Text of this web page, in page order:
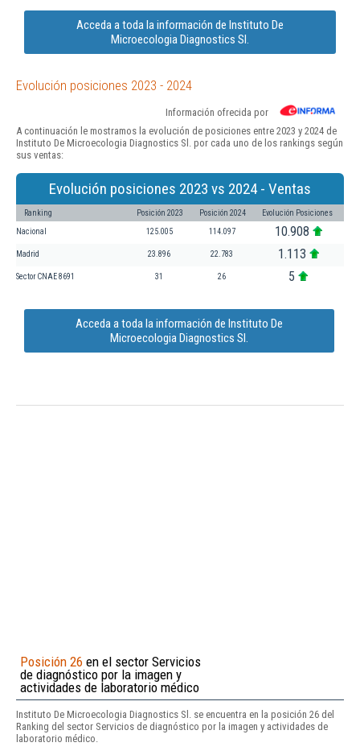
Acceda a toda la información de Instituto De
Microecologia Diagnostics Sl.
Evolución posiciones 2023 - 2024
Información ofrecida por
A continuación le mostramos la evolución de posiciones entre 2023 y 2024 de
Instituto De Microecologia Diagnostics Sl. por cada uno de los rankings según
sus ventas:
Evolución posiciones 2023 vs 2024 - Ventas
Ranking Posición 2023 Posición 2024 Evolución Posiciones
Nacional 125.005 114.097 10.908
Madrid 23.896 22.783 1.113
Sector CNAE 8691 31 26 5
Acceda a toda la información de Instituto De
Microecologia Diagnostics Sl.
Posición 26 en el sector Servicios
de diagnóstico por la imagen y
actividades de laboratorio médico
Instituto De Microecologia Diagnostics Sl. se encuentra en la posición 26 del
Ranking del sector Servicios de diagnóstico por la imagen y actividades de
laboratorio médico.